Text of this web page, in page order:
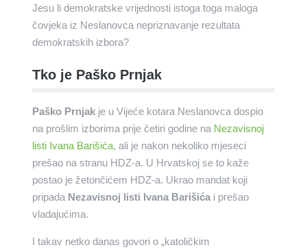
Jesu li demokratske vrijednosti istoga toga maloga
čovjeka iz Neslanovca nepriznavanje rezultata
demokratskih izbora?
Tko je Paško Prnjak
Paško Prnjakje u Vijeće kotara Neslanovca dospio
na prošlim izborima prije četiri godine na Nezavisnoj
listi Ivana Barišića, ali je nakon nekoliko mjeseci
prešao na stranu HDZ-a. U Hrvatskoj se to kaže
postao je žetončićem HDZ-a. Ukrao mandat koji
pripada Nezavisnoj listi Ivana Barišićai prešao
vladajućima.
I takav netko danas govori o „katoličkim